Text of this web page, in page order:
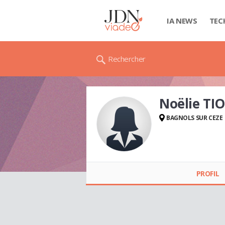
IA NEWS
Rechercher
Noëlie
BAGNOLS SUR CEZE
PROFIL